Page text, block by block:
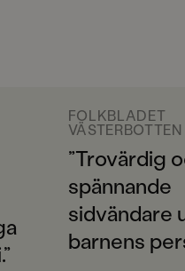
Problemet är bara
Den ena nödlögnen
har absolut
här ger hon sig på en av
FOLKBLADET
VÄSTERBOTTEN
”Trovärdig
spännande
sidvändare
barnens